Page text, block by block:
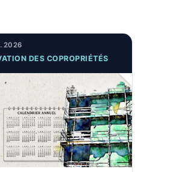
2026
DES COPROPRIÉTÉS